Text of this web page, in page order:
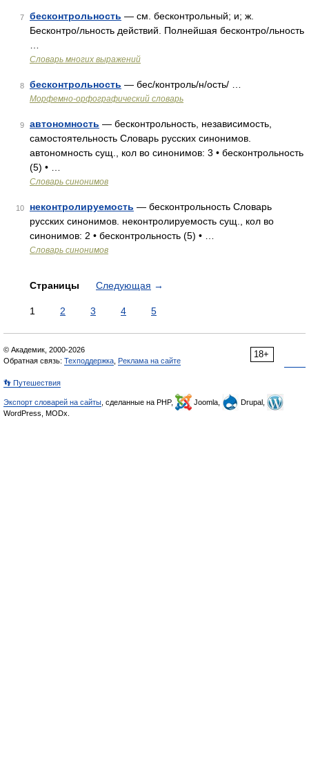
7 бесконтрольность — см. бесконтрольный; и; ж.
Бесконтро/льность действий. Полнейшая бесконтро/льность
Словарь многих выражений
8 бесконтрольность — бес/контроль/н/ость/ …
Морфемно-орфографический словарь
9 автономность — бесконтрольность, независимость,
самостоятельность Словарь русских синонимов.
автономность сущ., кол во синонимов: 3 • бесконтрольность
(5) • …
Словарь синонимов
10 неконтролируемость — бесконтрольность Словарь
русских синонимов. неконтролируемость сущ., кол во
синонимов: 2 • бесконтрольность (5) • …
Словарь синонимов
Страницы Следующая →
1 2 3 4 5
18+
© Академик, 2000-2026
Обратная связь: Техподдержка Реклама на сайте
👣 Путешествия
Экспорт словарей на сайты , сделанные на PHP, Joomla,
Drupal,
WordPress, MODx.